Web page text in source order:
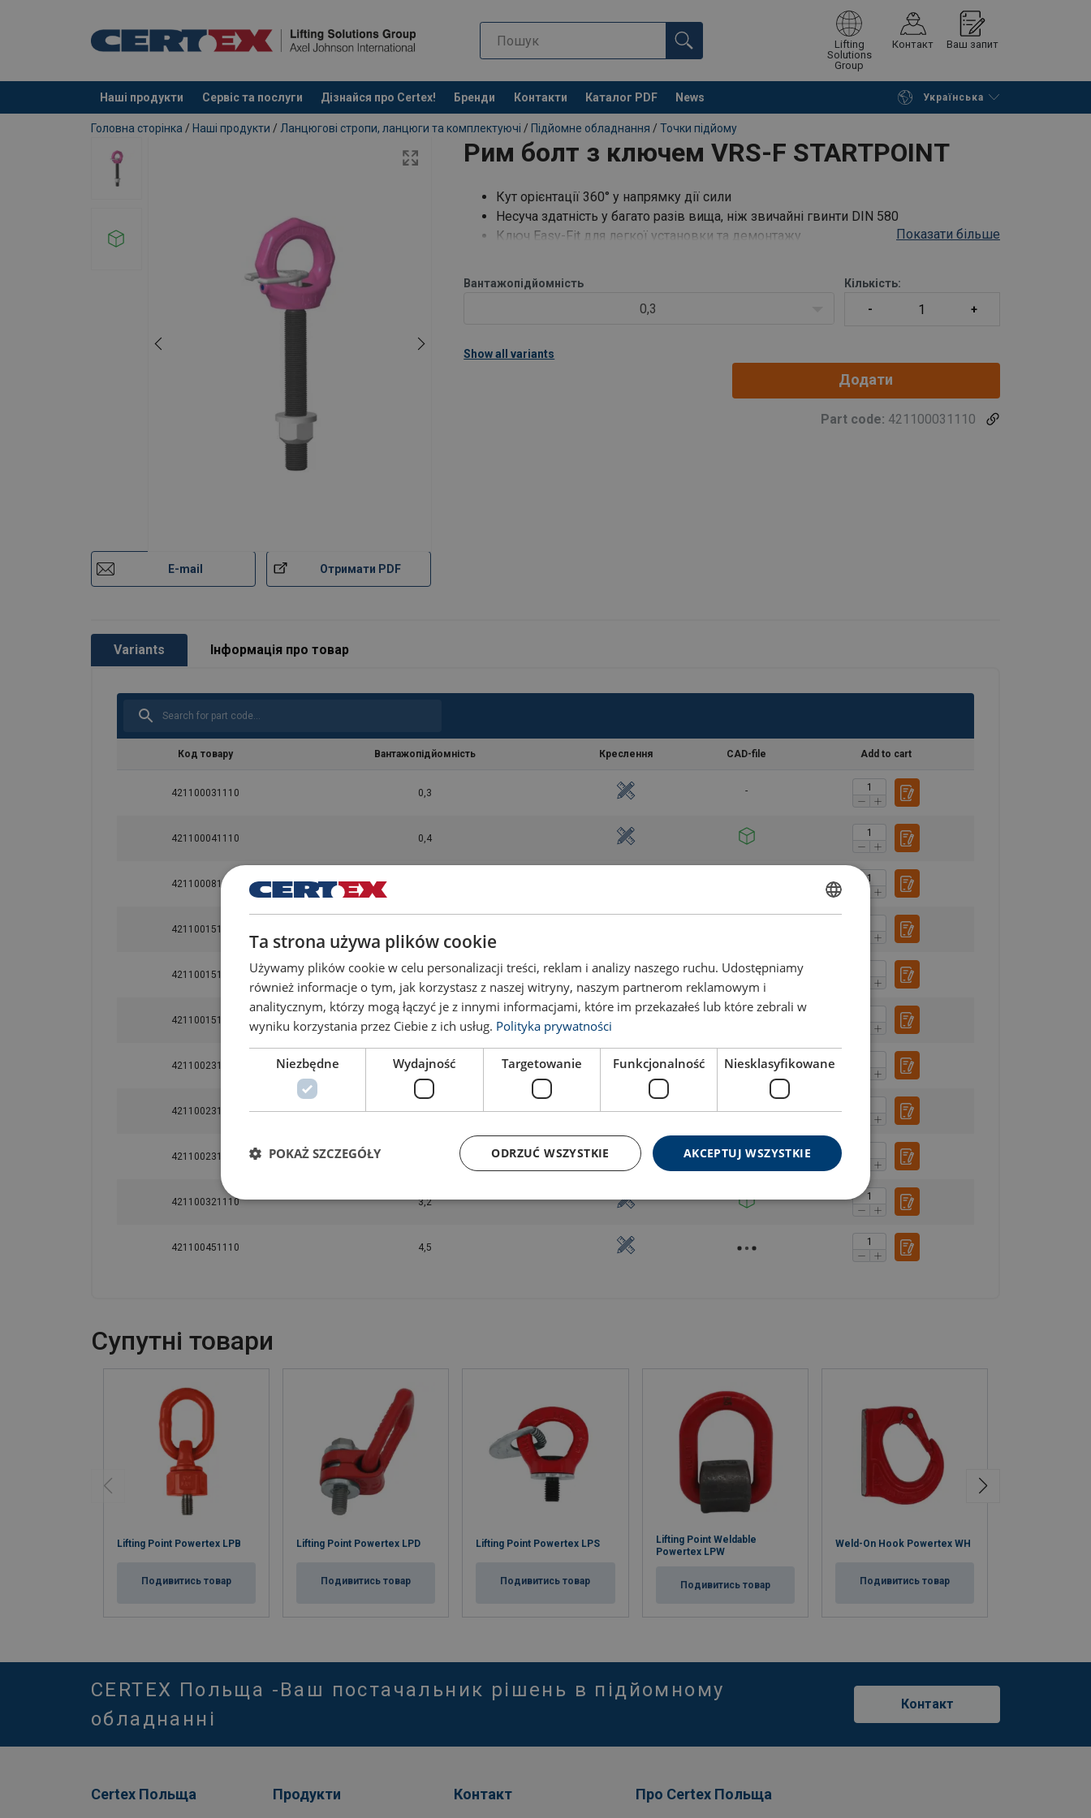
Lifting
Solutions
Group
Контакт Ваш запит
Наші продукти Сервіс та послуги Дізнайся про Certex! Бренди Контакти Каталог PDF News Українська
added to your quote Continue Request quotation
Головна сторінка / Наші продукти / Ланцюгові стропи, ланцюги та комплектуючі / Підйомне обладнання / Точки підйому
Рим болт з ключем VRS-F STARTPOINT
E-mail Отримати PDF
Кут орієнтації 360° у напрямку дії сили
Несуча здатність у багато разів вища, ніж звичайні гвинти DIN 580
Ключ Easy-Fit для легкої установки та демонтажу
Показати більше
Вантажопідйомність
0,3
Кількість:
Show all variants
Додати
Part code: 421100031110
Variants Інформація про товар
Код товару Вантажопідйомність Креслення CAD-file Add to cart
421100031110 0,3
421100041110 0,4
421100081110
421100151110
421100151115 1,5
421100151116 1,5
421100231110 2,3
421100231115 2,3
421100231116
421100321110 3,2
421100451110 4,5
Cупутні товари
Lifting Point Powertex LPB
Подивитись товар
Lifting Point Powertex LPD
Подивитись товар
Lifting Point Powertex LPS
Подивитись товар
Lifting Point Weldable
Powertex LPW
Подивитись товар
Weld-On Hook Powertex WH
Подивитись товар
CERTEX Польща -Ваш постачальник рішень в підйомному
обладнанні
Контакт
Certex Польща Продукти Контакт Про Certex Польща
POLISH
Ta strona używa plików cookie
Używamy plików cookie w celu personalizacji treści, reklam i analizy naszego ruchu. Udostępniamy
również informacje o tym, jak korzystasz z naszej witryny, naszym partnerom reklamowym i
analitycznym, którzy mogą łączyć je z innymi informacjami, które im przekazałeś lub które zebrali w
wyniku korzystania przez Ciebie z ich usług. Polityka prywatności
Niezbędne Wydajność Targetowanie Funkcjonalność Niesklasyfikowane
AKCEPTUJ WSZYSTKIE
ODRZUĆ WSZYSTKIE
POKAŻ SZCZEGÓŁY